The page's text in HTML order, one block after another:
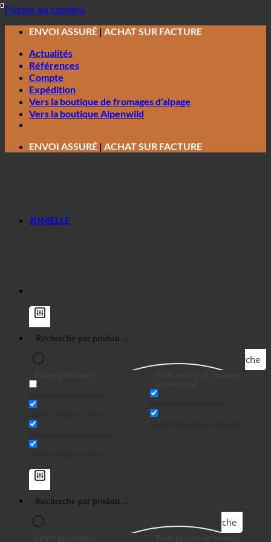
Passer au contenu
ENVOI ASSURÉ | ACHAT SUR FACTURE
Actualités
Références
Compte
Expédition
Vers la boutique de fromages d'alpage
Vers la boutique Alpenwild
ENVOI ASSURÉ | ACHAT SUR FACTURE
Recherche
Recherche
JUMELLE